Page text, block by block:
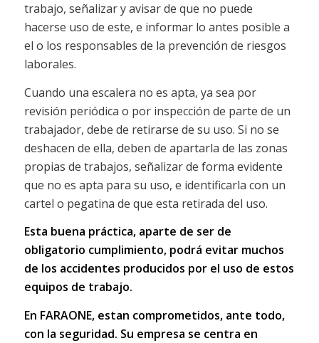
trabajo, señalizar y avisar de que no puede
hacerse uso de este, e informar lo antes posible a
el o los responsables de la prevención de riesgos
laborales.
Cuando una escalera no es apta, ya sea por
revisión periódica o por inspección de parte de un
trabajador, debe de retirarse de su uso. Si no se
deshacen de ella, deben de apartarla de las zonas
propias de trabajos, señalizar de forma evidente
que no es apta para su uso, e identificarla con un
cartel o pegatina de que esta retirada del uso.
Esta buena práctica, aparte de ser de
obligatorio cumplimiento, podrá evitar muchos
de los accidentes producidos por el uso de estos
equipos de trabajo.
En FARAONE, estan comprometidos, ante todo,
con la seguridad. Su empresa se centra en